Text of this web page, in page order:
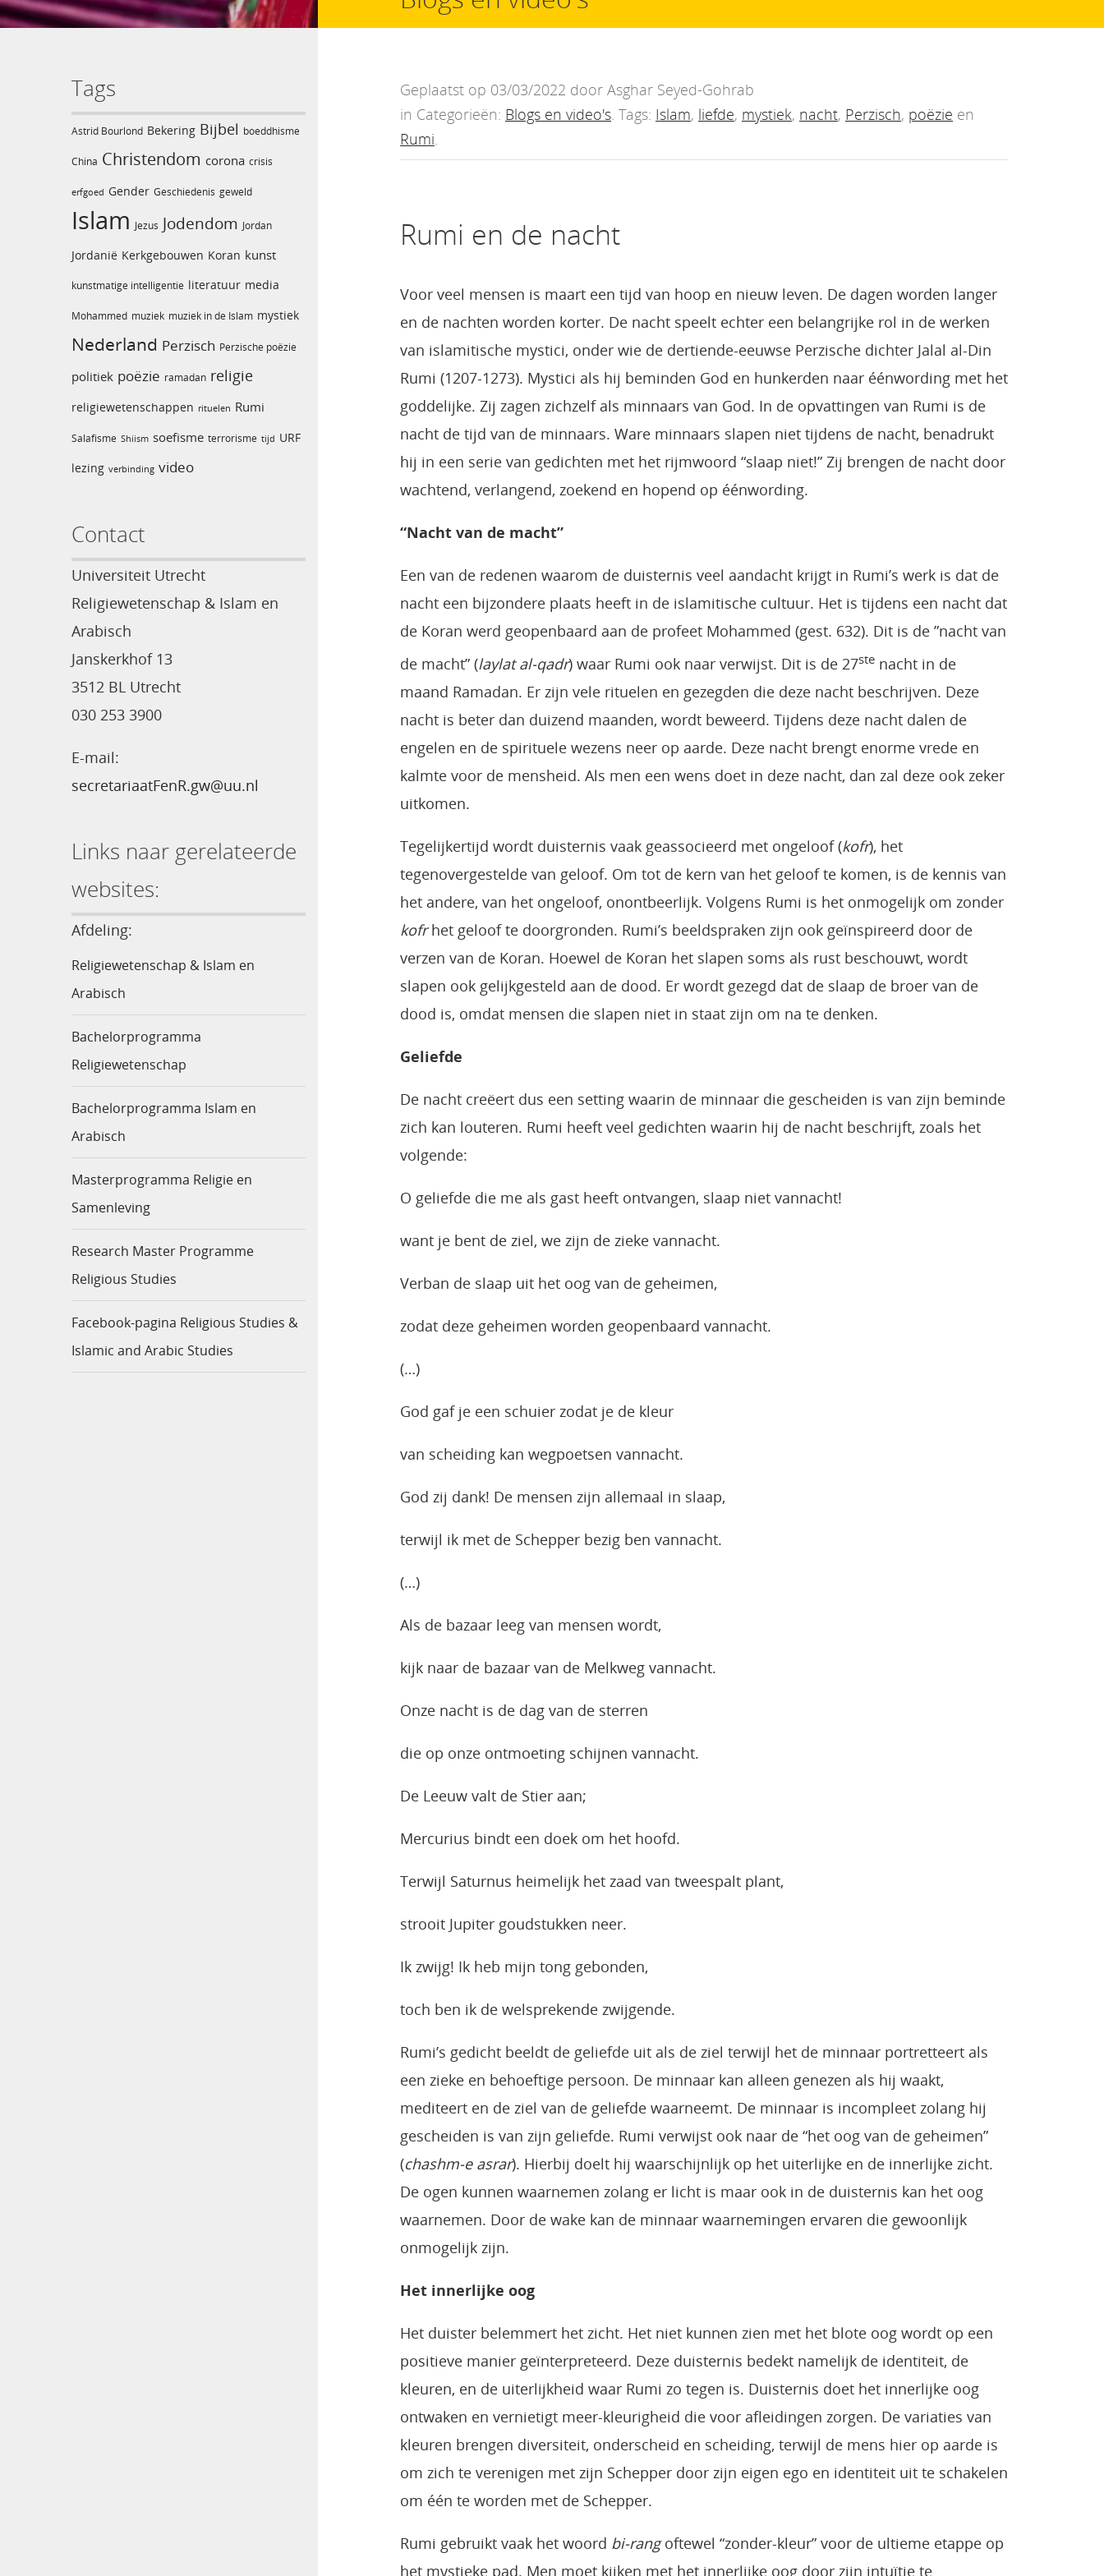
Tags
Astrid Bourlond Bekering Bijbel boeddhisme
China Christendom corona crisis
erfgoed Gender Geschiedenis geweld
Islam Jezus Jodendom Jordan
Jordanië Kerkgebouwen Koran kunst
kunstmatige intelligentie literatuur media
Mohammed muziek muziek in de Islam mystiek
Nederland Perzisch Perzische poëzie
politiek poëzie ramadan religie
religiewetenschappen rituelen Rumi
Salafisme Shiism soefisme terrorisme tijd URF
lezing verbinding video
Contact
Universiteit Utrecht
Religiewetenschap & Islam en
Arabisch
Janskerkhof 13
3512 BL Utrecht
030 253 3900
E-mail:
secretariaatFenR.gw@uu.nl
Links naar gerelateerde
websites:
Afdeling:
Religiewetenschap & Islam en
Arabisch
Bachelorprogramma
Religiewetenschap
Bachelorprogramma Islam en
Arabisch
Masterprogramma Religie en
Samenleving
Research Master Programme
Religious Studies
Facebook-pagina Religious Studies &
Islamic and Arabic Studies
Geplaatst op 03/03/2022 door Asghar Seyed-Gohrab
in Categorieën: Blogs en video's . Tags: Islam, liefde, mystiek, nacht, Perzisch, poëzie en
Rumi
Rumi en de nacht
Voor veel mensen is maart een tijd van hoop en nieuw leven. De dagen worden langer
en de nachten worden korter. De nacht speelt echter een belangrijke rol in de werken
van islamitische mystici, onder wie de dertiende-eeuwse Perzische dichter Jalal al-Din
Rumi (1207-1273). Mystici als hij beminden God en hunkerden naar éénwording met het
goddelijke. Zij zagen zichzelf als minnaars van God. In de opvattingen van Rumi is de
nacht de tijd van de minnaars. Ware minnaars slapen niet tijdens de nacht, benadrukt
hij in een serie van gedichten met het rijmwoord “slaap niet!” Zij brengen de nacht door
wachtend, verlangend, zoekend en hopend op éénwording.
“Nacht van de macht”
Een van de redenen waarom de duisternis veel aandacht krijgt in Rumi’s werk is dat de
nacht een bijzondere plaats heeft in de islamitische cultuur. Het is tijdens een nacht dat
de Koran werd geopenbaard aan de profeet Mohammed (gest. 632). Dit is de ”nacht van
de macht” (laylat al-qadr) waar Rumi ook naar verwijst. Dit is de 27ste nacht in de
maand Ramadan. Er zijn vele rituelen en gezegden die deze nacht beschrijven. Deze
nacht is beter dan duizend maanden, wordt beweerd. Tijdens deze nacht dalen de
engelen en de spirituele wezens neer op aarde. Deze nacht brengt enorme vrede en
kalmte voor de mensheid. Als men een wens doet in deze nacht, dan zal deze ook zeker
uitkomen.
Tegelijkertijd wordt duisternis vaak geassocieerd met ongeloof (kofr), het
tegenovergestelde van geloof. Om tot de kern van het geloof te komen, is de kennis van
het andere, van het ongeloof, onontbeerlijk. Volgens Rumi is het onmogelijk om zonder
kofrhet geloof te doorgronden. Rumi’s beeldspraken zijn ook geïnspireerd door de
verzen van de Koran. Hoewel de Koran het slapen soms als rust beschouwt, wordt
slapen ook gelijkgesteld aan de dood. Er wordt gezegd dat de slaap de broer van de
dood is, omdat mensen die slapen niet in staat zijn om na te denken.
Geliefde
De nacht creëert dus een setting waarin de minnaar die gescheiden is van zijn beminde
zich kan louteren. Rumi heeft veel gedichten waarin hij de nacht beschrijft, zoals het
volgende:
O geliefde die me als gast heeft ontvangen, slaap niet vannacht!
want je bent de ziel, we zijn de zieke vannacht.
Verban de slaap uit het oog van de geheimen,
zodat deze geheimen worden geopenbaard vannacht.
(…)
God gaf je een schuier zodat je de kleur
van scheiding kan wegpoetsen vannacht.
God zij dank! De mensen zijn allemaal in slaap,
terwijl ik met de Schepper bezig ben vannacht.
(…)
Als de bazaar leeg van mensen wordt,
kijk naar de bazaar van de Melkweg vannacht.
Onze nacht is de dag van de sterren
die op onze ontmoeting schijnen vannacht.
De Leeuw valt de Stier aan;
Mercurius bindt een doek om het hoofd.
Terwijl Saturnus heimelijk het zaad van tweespalt plant,
strooit Jupiter goudstukken neer.
Ik zwijg! Ik heb mijn tong gebonden,
toch ben ik de welsprekende zwijgende.
Rumi’s gedicht beeldt de geliefde uit als de ziel terwijl het de minnaar portretteert als
een zieke en behoeftige persoon. De minnaar kan alleen genezen als hij waakt,
mediteert en de ziel van de geliefde waarneemt. De minnaar is incompleet zolang hij
gescheiden is van zijn geliefde. Rumi verwijst ook naar de “het oog van de geheimen”
(chashm-e asrar). Hierbij doelt hij waarschijnlijk op het uiterlijke en de innerlijke zicht.
De ogen kunnen waarnemen zolang er licht is maar ook in de duisternis kan het oog
waarnemen. Door de wake kan de minnaar waarnemingen ervaren die gewoonlijk
onmogelijk zijn.
Het innerlijke oog
Het duister belemmert het zicht. Het niet kunnen zien met het blote oog wordt op een
positieve manier geïnterpreteerd. Deze duisternis bedekt namelijk de identiteit, de
kleuren, en de uiterlijkheid waar Rumi zo tegen is. Duisternis doet het innerlijke oog
ontwaken en vernietigt meer-kleurigheid die voor afleidingen zorgen. De variaties van
kleuren brengen diversiteit, onderscheid en scheiding, terwijl de mens hier op aarde is
om zich te verenigen met zijn Schepper door zijn eigen ego en identiteit uit te schakelen
om één te worden met de Schepper.
Rumi gebruikt vaak het woord bi-rangoftewel “zonder-kleur” voor de ultieme etappe op
het mystieke pad. Men moet kijken met het innerlijke oog door zijn intuïtie te